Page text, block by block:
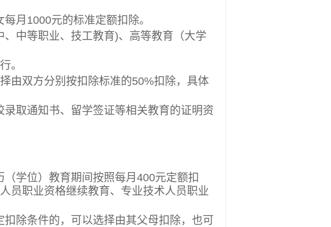
月1000元的标准定额扣除。
中等职业、技工教育)、高等教育（大学
。
由双方分别按扣除标准的50%扣除，具体
取通知书、留学签证等相关教育的证明资
学位）教育期间按照每月400元定额扣
员职业资格继续教育、专业技术人员职业
除条件的，可以选择由其父母扣除，也可